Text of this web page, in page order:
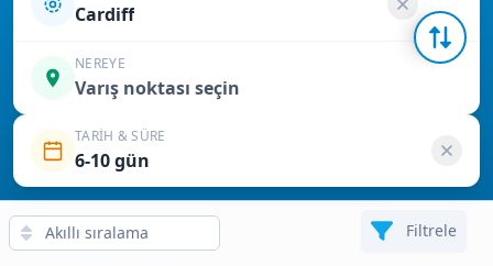
Cardiff
NEREYE
Varış noktası seçin
TARIH & SÜRE
6-10 gün
Filtrele